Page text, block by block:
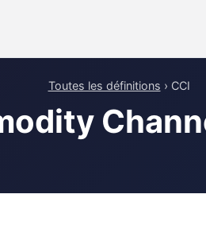
Toutes les définitions › CCI